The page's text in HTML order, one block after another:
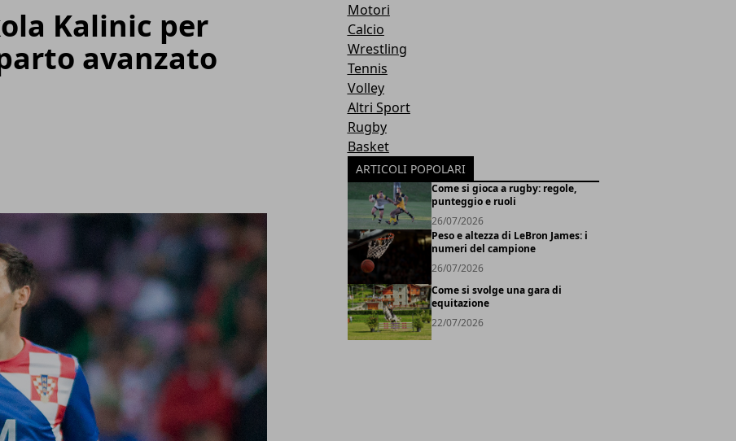
Kalinic per
avanzato
Motori
Calcio
Wrestling
Tennis
Volley
Altri Sport
Rugby
Basket
ARTICOLI POPOLARI
Come si gioca a rugby: regole,
punteggio e ruoli
26/07/2026
Peso e altezza di LeBron James: i
numeri del campione
26/07/2026
Come si svolge una gara di
equitazione
22/07/2026